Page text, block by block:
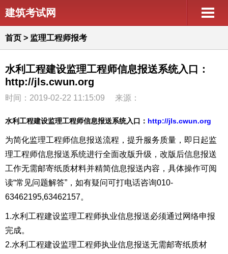
建筑考试网
首页 > 监理工程师报考
水利工程建设监理工程师信息报送系统入口：
http://jls.cwun.org
时间：2019-02-22 11:15:09 来源：
水利工程建设监理工程师信息报送系统入口： http://jls.cwun.org
为简化监理工程师信息报送流程，提升服务质量，即日起监
理工程师信息报送系统进行全面改版升级，改版后信息报送
工作无需邮寄纸质材料并精简信息报送内容，具体操作可阅
读“常见问题解答”，如有疑问可打电话咨询010-
63462195,63462157。
1.水利工程建设监理工程师执业信息报送必须通过网络申报
完成。
2.水利工程建设监理工程师执业信息报送无需邮寄纸质材